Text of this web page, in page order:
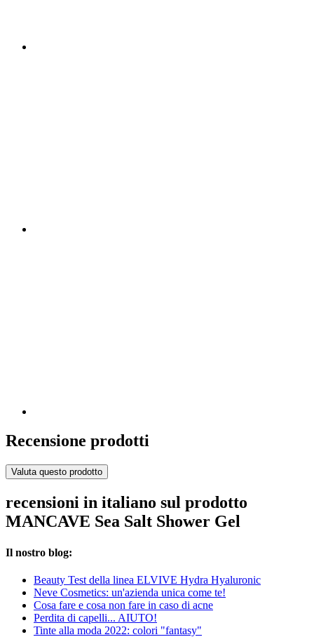
Recensione prodotti
Valuta questo prodotto
recensioni in italiano sul prodotto
MANCAVE Sea Salt Shower Gel
Il nostro blog:
Beauty Test della linea ELVIVE Hydra Hyaluronic
Neve Cosmetics: un'azienda unica come te!
Cosa fare e cosa non fare in caso di acne
Perdita di capelli... AIUTO!
Tinte alla moda 2022: colori "fantasy"